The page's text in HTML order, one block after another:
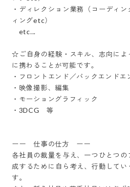
・ディレクション業務（コーディ
ィングetc）
etc...
☆ご自身の経験・スキル、志向によ
に携わることが可能です。
・フロントエンド／バックエンドエ
・映像撮影、編集
・モーショングラフィック
・3DCG　等
ーー　仕事の仕方　ーー
各社員の裁量を与え、一つひとつ
成するために自ら考え、行動して
す。